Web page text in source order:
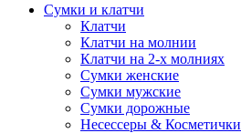
Сумки и клатчи
Клатчи
Клатчи на молнии
Клатчи на 2-х молниях
Сумки женские
Сумки мужские
Сумки дорожные
Несессеры & Косметички